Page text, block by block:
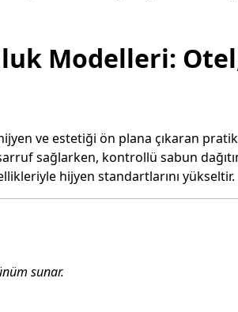
Modelleri:
ve estetiği ön plana çıkaran
sağlarken, kontrollü sabun
hijyen standartlarını yükseltir.
sunar.